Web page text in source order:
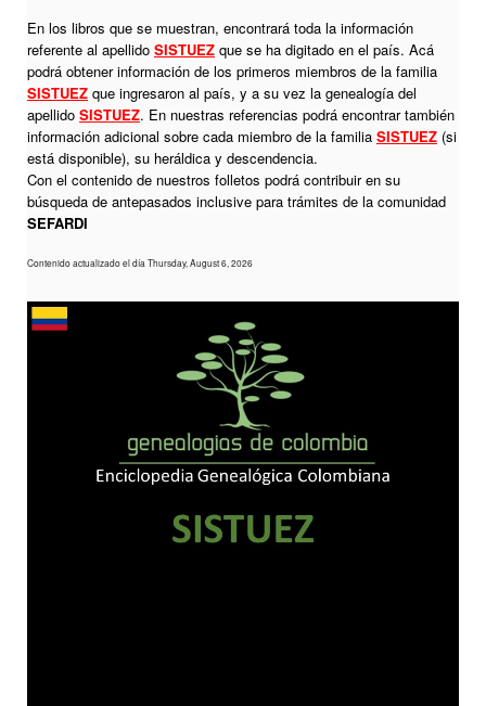
En los libros que se muestran, encontrará toda la información
referente al apellido SISTUEZ que se ha digitado en el país. Acá
podrá obtener información de los primeros miembros de la familia
SISTUEZ que ingresaron al país, y a su vez la genealogía del
apellido SISTUEZ. En nuestras referencias podrá encontrar también
información adicional sobre cada miembro de la familia SISTUEZ (si
está disponible), su heráldica y descendencia.
Con el contenido de nuestros folletos podrá contribuir en su
búsqueda de antepasados inclusive para trámites de la comunidad
SEFARDI
Contenido actualizado el día Thursday, August 6, 2026